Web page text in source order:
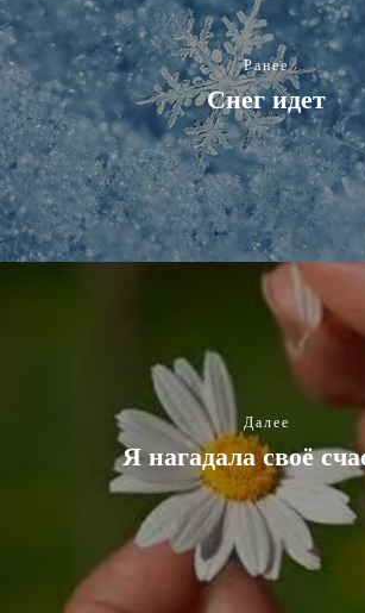
Ранее
Снег идет
Далее
Я нагадала своё